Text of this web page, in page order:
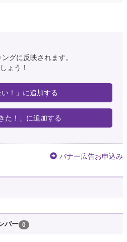
グに反映されます。
ょう！
い！」に追加する
た！」に追加する
バナー広告お申込み
バー 0